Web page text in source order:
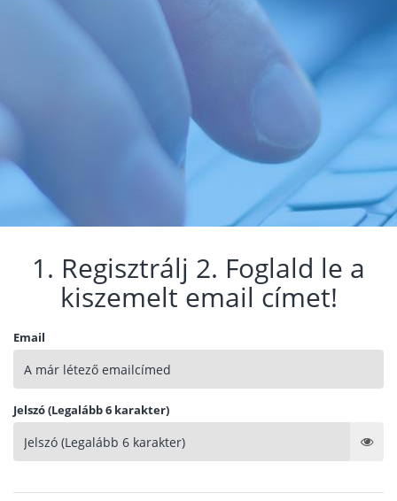
1. Regisztrálj 2. Foglald le a
kiszemelt email címet!
Email
Jelszó (Legalább 6 karakter)